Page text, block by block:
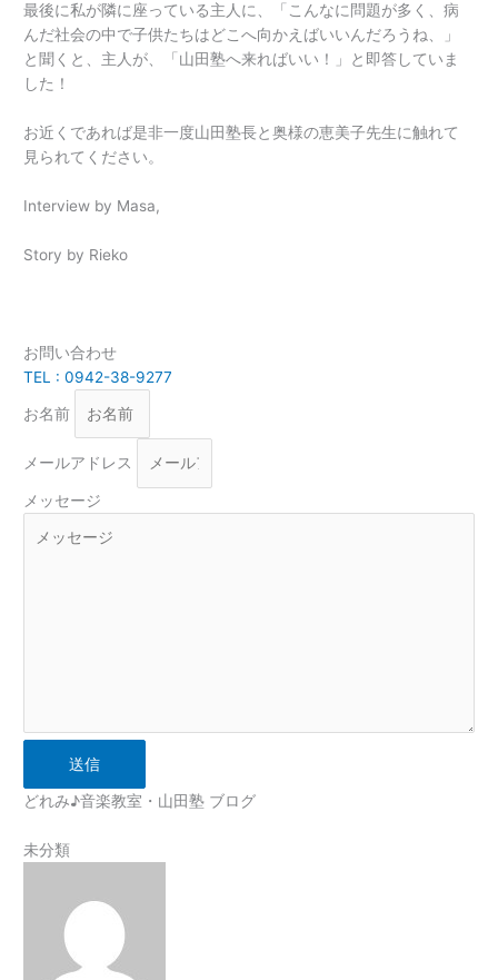
最後に私が隣に座っている主人に、「こんなに問題が多く、病
んだ社会の中で子供たちはどこへ向かえばいいんだろうね、」
と聞くと、主人が、「山田塾へ来ればいい！」と即答していま
した！
お近くであれば是非一度山田塾長と奥様の恵美子先生に触れて
見られてください。
Interview by Masa,
Story by Rieko
お問い合わせ
TEL : 0942-38-9277
お名前
メールアドレス
メッセージ
送信
どれみ♪音楽教室・山田塾 ブログ
未分類